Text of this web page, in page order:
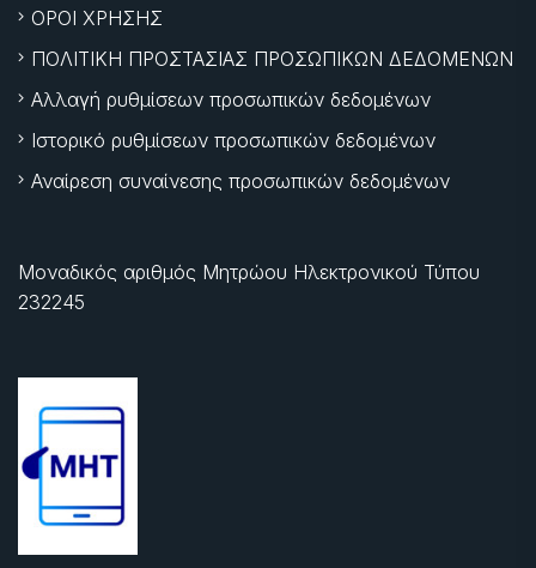
ΟΡΟΙ ΧΡΗΣΗΣ
ΠΟΛΙΤΙΚΗ ΠΡΟΣΤΑΣΙΑΣ ΠΡΟΣΩΠΙΚΩΝ ΔΕΔΟΜΕΝΩΝ
Αλλαγή ρυθμίσεων προσωπικών δεδομένων
Ιστορικό ρυθμίσεων προσωπικών δεδομένων
Αναίρεση συναίνεσης προσωπικών δεδομένων
Μοναδικός αριθμός Μητρώου Ηλεκτρονικού Τύπου
232245